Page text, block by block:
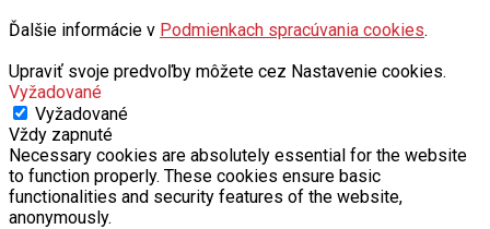
Ďalšie informácie v Podmienkach spracúvania cookies.
Upraviť svoje predvoľby môžete cez Nastavenie cookies.
Vyžadované
Vyžadované
Vždy zapnuté
Necessary cookies are absolutely essential for the website
to function properly. These cookies ensure basic
functionalities and security features of the website,
anonymously.